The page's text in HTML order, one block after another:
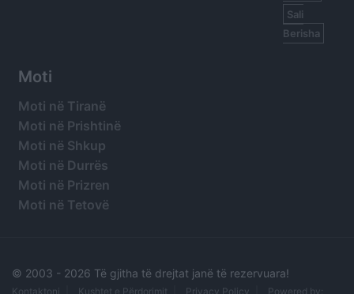
Sali
Berisha
Moti
Moti në Tiranë
Moti në Prishtinë
Moti në Shkup
Moti në Durrës
Moti në Prizren
Moti në Tetovë
© 2003 - 2026 Të gjitha të drejtat janë të rezervuara!
Kontaktoni Kushtet e Përdorimit Privacy Policy Powered by: